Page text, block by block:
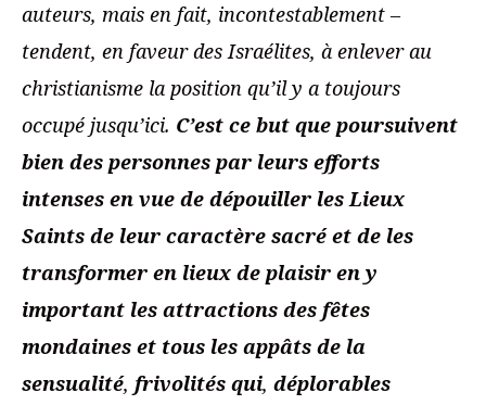
auteurs, mais en fait, incontestablement –
tendent, en faveur des Israélites, à enlever au
christianisme la position qu’il y a toujours
occupé jusqu’ici. C’est ce but que poursuivent
bien des personnes par leurs efforts
intenses en vue de dépouiller les Lieux
Saints de leur caractère sacré et de les
transformer en lieux de plaisir en y
important les attractions des fêtes
mondaines et tous les appâts de la
sensualité, frivolités qui, déplorables